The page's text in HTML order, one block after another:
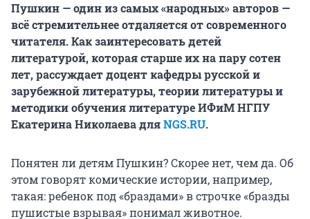
Пушкин — один из самых «народных» авторов —
всё стремительнее отдаляется от современного
читателя. Как заинтересовать детей
литературой, которая старше их на пару сотен
лет, рассуждает доцент кафедры русской и
зарубежной литературы, теории литературы и
методики обучения литературе ИФиМ НГПУ
Екатерина Николаева дляNGS.RU.
Понятен ли детям Пушкин? Скорее нет, чем да. Об
этом говорят комические истории, например,
такая: ребенок под «браздами» в строчке «бразды
пушистые взрывая» понимал животное.